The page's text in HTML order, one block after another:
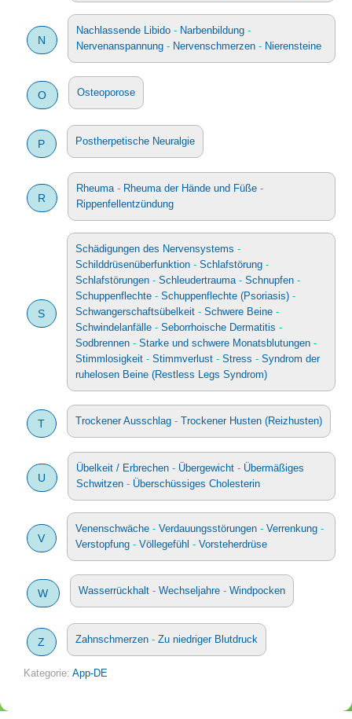
N
Nachlassende Libido - Narbenbildung -
Nervenanspannung - Nervenschmerzen - Nierensteine
O Osteoporose
P Postherpetische Neuralgie
R
Rheuma- Rheuma der Hände und Füße -
Rippenfellentzündung
S
Schädigungen des Nervensystems -
Schilddrüsenüberfunktion - Schlafstörung -
Schlafstörungen - Schleudertrauma- Schnupfen -
Schuppenflechte - Schuppenflechte (Psoriasis) -
Schwangerschaftsübelkeit - Schwere Beine -
Schwindelanfälle - Seborrhoische Dermatitis -
Sodbrennen - Starke und schwere Monatsblutungen -
Stimmlosigkeit - Stimmverlust - Stress - Syndrom der
ruhelosen Beine (Restless Legs Syndrom)
T Trockener Ausschlag - Trockener Husten (Reizhusten)
U
Übelkeit / Erbrechen - Übergewicht - Übermäßiges
Schwitzen - Überschüssiges Cholesterin
V
Venenschwäche - Verdauungsstörungen - Verrenkung -
Verstopfung - Völlegefühl - Vorsteherdrüse
W Wasserrückhalt - Wechseljahre - Windpocken
Z Zahnschmerzen - Zu niedriger Blutdruck
Kategorie: App-DE